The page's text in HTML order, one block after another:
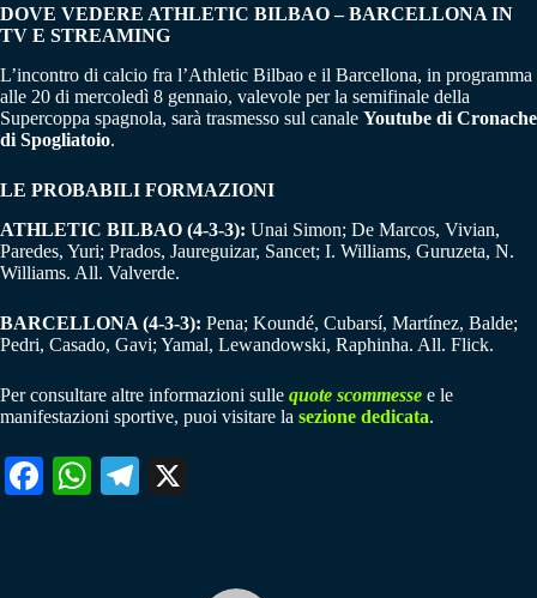
DOVE VEDERE ATHLETIC BILBAO – BARCELLONA IN
TV E STREAMING
L’incontro di calcio fra l’Athletic Bilbao e il Barcellona, in programma
alle 20 di mercoledì 8 gennaio, valevole per la semifinale della
Supercoppa spagnola, sarà trasmesso sul canale Youtube di Cronache
di Spogliatoio.
LE PROBABILI FORMAZIONI
ATHLETIC BILBAO (4-3-3): Unai Simon; De Marcos, Vivian,
Paredes, Yuri; Prados, Jaureguizar, Sancet; I. Williams, Guruzeta, N.
Williams. All. Valverde.
BARCELLONA (4-3-3): Pena; Koundé, Cubarsí, Martínez, Balde;
Pedri, Casado, Gavi; Yamal, Lewandowski, Raphinha. All. Flick.
Per consultare altre informazioni sulle quote scommesse e le
manifestazioni sportive, puoi visitare la sezione dedicata.
Fa W
Te